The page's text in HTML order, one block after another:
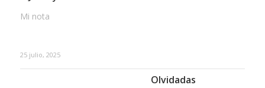
Mi nota
25 julio, 2025
Olvidadas